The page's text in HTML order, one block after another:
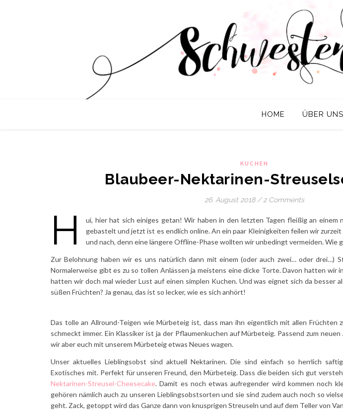
HOME ÜBER UNS
KUCHEN
Blaubeer-Nektarinen-
26. August 2018 / 2 Comments
H
ui, hier hat sich einiges getan! Wir haben in den letzten Tagen fleißig an einem
gebastelt und jetzt ist es endlich online. An ein paar Kleinigkeiten feilen wir
und nach, denn eine längere Offline-Phase wollten wir unbedingt vermeiden. Wie
Zur Belohnung haben wir es uns natürlich dann mit einem (oder auch zwei… oder drei…)
Normalerweise gibt es zu so tollen Anlässen ja meistens eine dicke Torte. Davon hatten wir
hatten wir doch mal wieder Lust auf einen simplen Kuchen. Und was eignet sich da besser
süßen Früchten? Ja genau, das ist so lecker, wie es sich anhört!
Das tolle an Allround-Teigen wie Mürbeteig ist, dass man ihn eigentlich mit allen Früchten
schmeckt immer. Ein Klassiker ist ja der Pflaumenkuchen auf Mürbeteig. Passend zum
wir aber euch mit unserem Mürbeteig etwas Neues wagen.
Unser aktuelles Lieblingsobst sind aktuell Nektarinen. Die sind einfach so herrlich
Exotisches mit. Perfekt für unseren Freund, den Mürbeteig. Dass die beiden sich gut
Nektarinen-Streusel-Cheesecake. Damit es noch etwas aufregender wird kommen noch
gehören nämlich auch zu unseren Lieblingsobstsorten und sie sind zudem auch noch so
geht. Zack, getoppt wird das Ganze dann von knusprigen Streuseln und auf dem Teller von